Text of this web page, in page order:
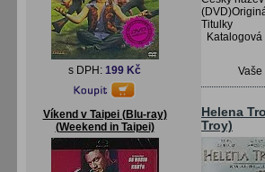
s DPH: 199 Kč
Víkend v Taipei (Blu-ray)
(Weekend in Taipei)
Titulky
Katalogová
Vaše
Helena
Troy)